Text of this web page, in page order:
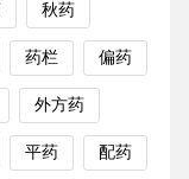
秋药
药栏 偏药
外方药
平药 配药